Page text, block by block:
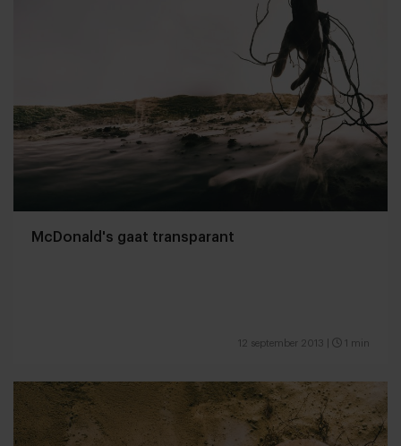
McDonald's gaat transparant
12 september 2013 1 min